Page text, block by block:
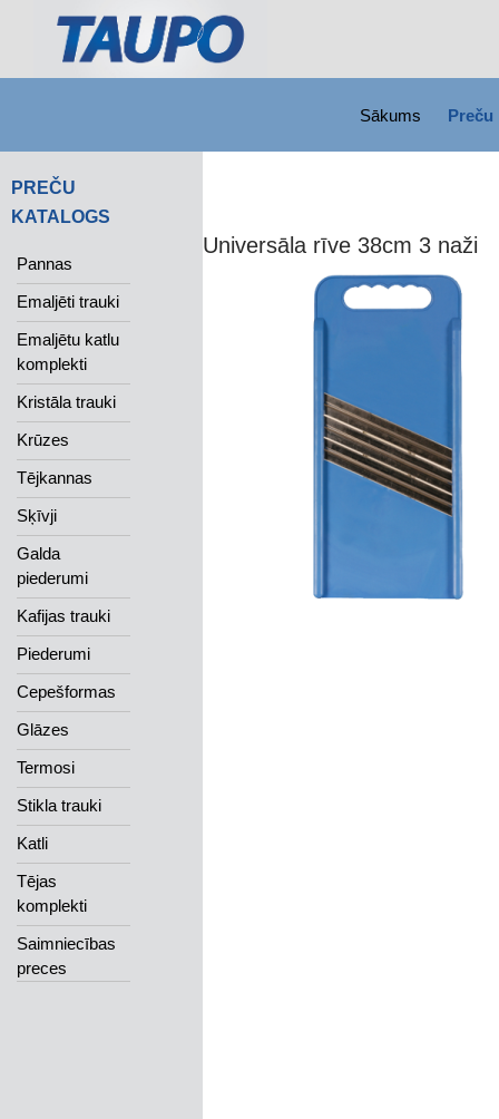
Sākums Preču
Universāla rīve 38cm 3 naži
PREČU
KATALOGS
Pannas
Emaljēti trauki
Emaljētu katlu
komplekti
Kristāla trauki
Krūzes
Tējkannas
Sķīvji
Galda
piederumi
Kafijas trauki
Piederumi
Cepešformas
Glāzes
Termosi
Stikla trauki
Katli
Tējas
komplekti
Saimniecības
preces